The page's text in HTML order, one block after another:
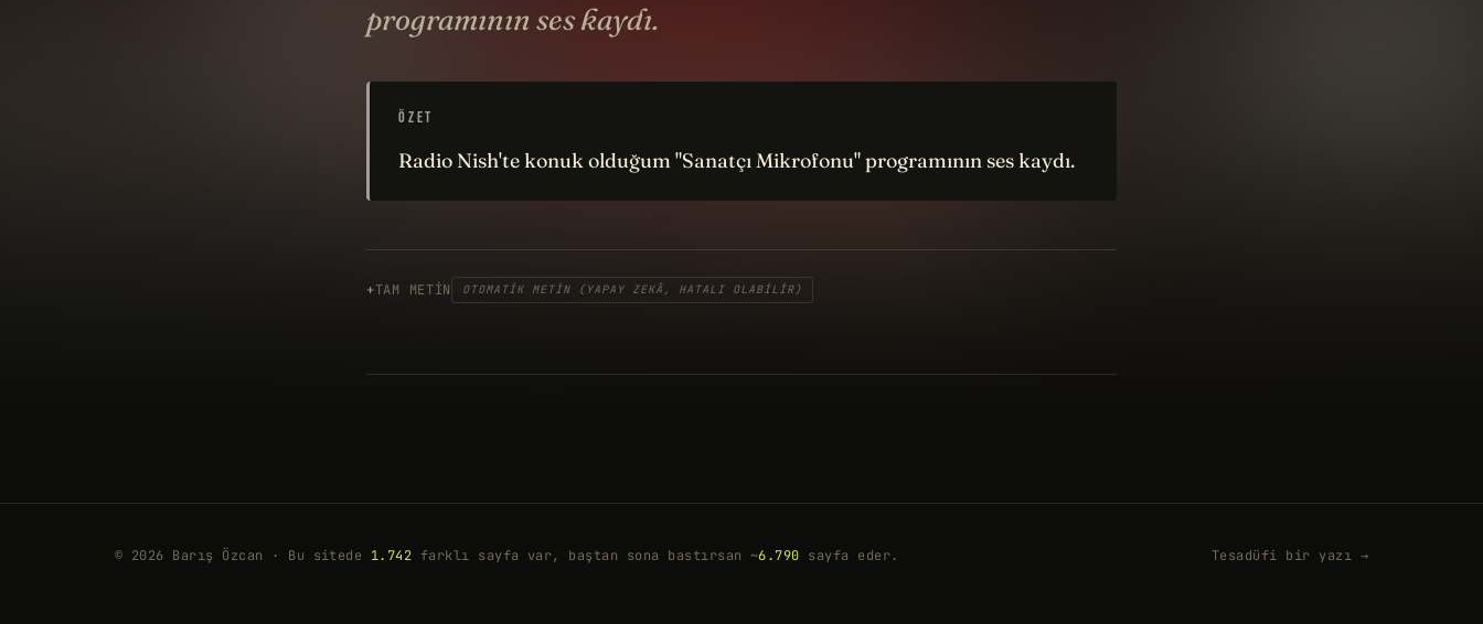
programının ses kaydı.
ÖZET
Radio Nish'te konuk olduğum "Sanatçı Mikrofonu" programının ses kaydı.
TAM METIN OTOMATIK METIN (YAPAY ZEKÂ, HATALI OLABILIR)
© 2026 Barış Özcan · Bu sitede 1.742 farklı sayfa var, baştan sona bastırsan ~6.790 sayfa eder. Tesadüfi bir yazı →